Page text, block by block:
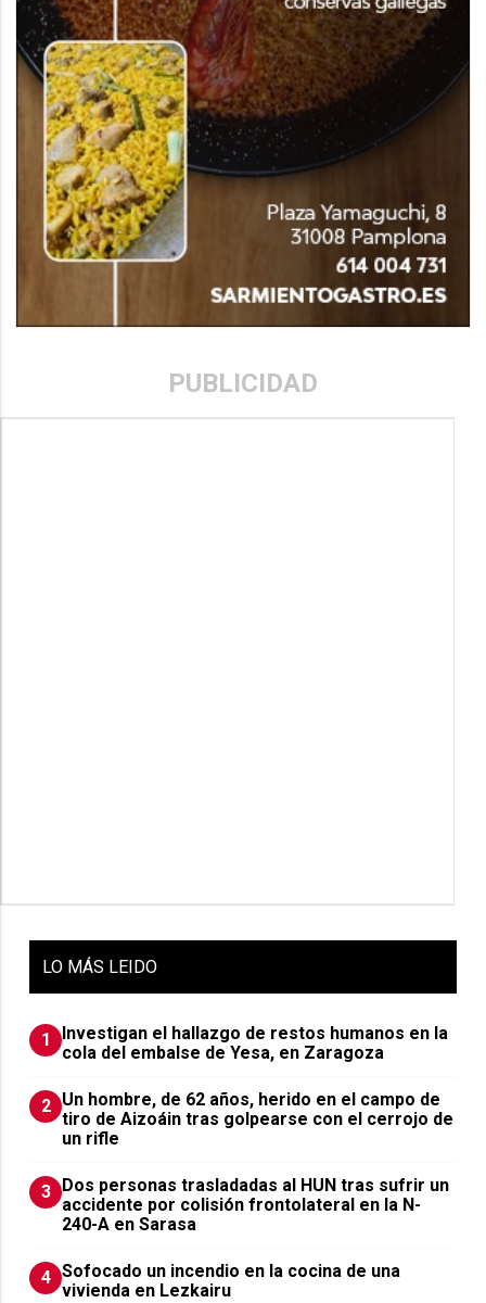
PUBLICIDAD
LO MÁS LEIDO
1
Investigan el hallazgo de restos humanos en la
cola del embalse de Yesa, en Zaragoza
2 Un hombre, de 62 años, herido en el campo de
tiro de Aizoáin tras golpearse con el cerrojo de
un rifle
3
​Dos personas trasladadas al HUN tras sufrir un
accidente por colisión frontolateral en la N-
240-A en Sarasa
4 Sofocado un incendio en la cocina de una
vivienda en Lezkairu